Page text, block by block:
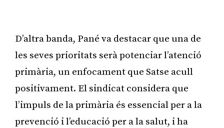
D’altra banda, Pané va destacar que una de
les seves prioritats serà potenciar l’atenció
primària, un enfocament que Satse acull
positivament. El sindicat considera que
l’impuls de la primària és essencial per a la
prevenció i l’educació per a la salut, i ha